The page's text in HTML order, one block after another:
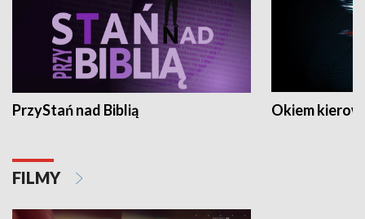
PrzyStań nad Biblią Okiem
FILMY